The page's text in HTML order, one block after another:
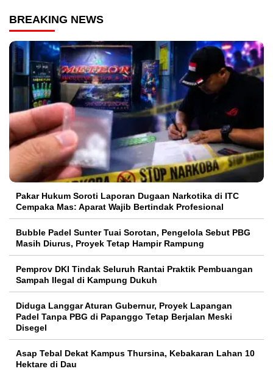
BREAKING NEWS
Pakar Hukum Soroti Laporan Dugaan Narkotika di ITC
Cempaka Mas: Aparat Wajib Bertindak Profesional
Bubble Padel Sunter Tuai Sorotan, Pengelola Sebut PBG
Masih Diurus, Proyek Tetap Hampir Rampung
Pemprov DKI Tindak Seluruh Rantai Praktik Pembuangan
Sampah Ilegal di Kampung Dukuh
Diduga Langgar Aturan Gubernur, Proyek Lapangan
Padel Tanpa PBG di Papanggo Tetap Berjalan Meski
Disegel
Asap Tebal Dekat Kampus Thursina, Kebakaran Lahan 10
Hektare di Dau